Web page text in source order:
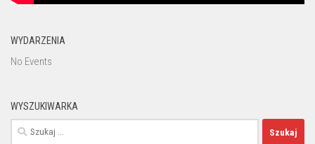
WYDARZENIA
No Events
WYSZUKIWARKA
Szukaj: